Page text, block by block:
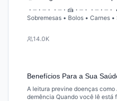
・┈・┈・・┈・🍰・┈・・┈・┈・
Sobremesas • Bolos ㅤ• Carnes
14.0K
Benefícios Para a Sua
A leitura previne doenças
demência Quando você lê está